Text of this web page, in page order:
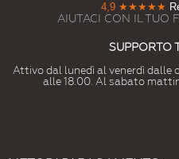
4,9 ★★★★★
AIUTACI CON IL TUO
SUPPORTO
Attivo dal lunedì al venerdì dalle
alle 18.00. Al sabato